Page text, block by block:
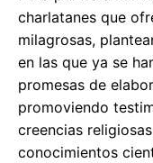
charlatanes que
milagrosas,
en las que ya se
promesas de
promoviendo
creencias
conocimientos